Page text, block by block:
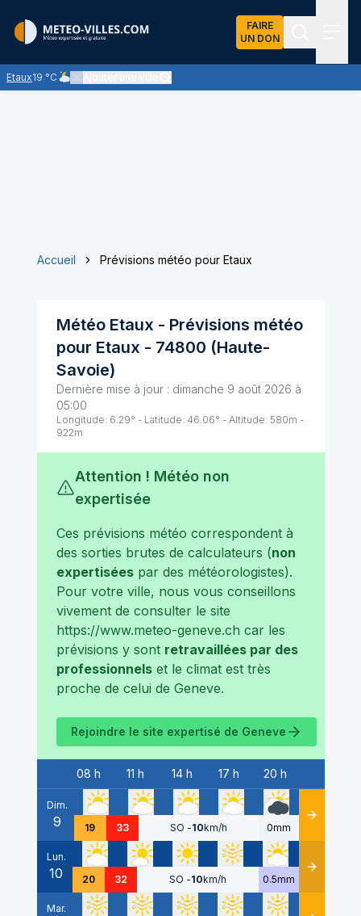
FAIRE
UN DON
Etaux19 °C
Ciel nuageux - les éclaircies et les nuages se partagent le ciel
Accueil Prévisions météo pour Etaux
Météo Etaux - Prévisions météo
pour Etaux - 74800 (Haute-
Savoie)
Dernière mise à jour : dimanche 9 août 2026 à
05:00
Longitude: 6.29° - Latitude: 46.06° - Altitude: 580m -
922m
Attention ! Météo non
expertisée
Ces prévisions météo correspondent à
des sorties brutes de calculateurs (non
expertiséespar des météorologistes).
Pour votre ville, nous vous conseillons
vivement de consulter le site
https://www.meteo-geneve.ch car les
prévisions y sont retravaillées par des
professionnelset le climat est très
proche de celui de Geneve.
Rejoindre le site expertisé de Geneve
Date
08 h 11 h 14 h 17 h 20 h
Dim.
9 19 33 SO -10km/h 0mm Détails
Lun.
10 20 32 SO -10km/h 0.5mm Détails
Mar.